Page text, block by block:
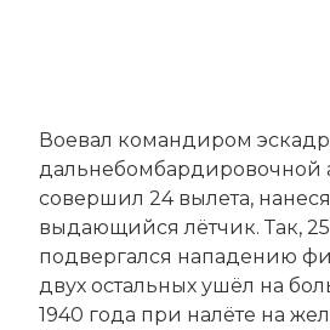
Воевал командиром
дальнебомбардировочной
совершил 24 вылета,
выдающийся лётчик. Так,
подвергался нападению
двух остальных ушёл на
1940 года при налёте на